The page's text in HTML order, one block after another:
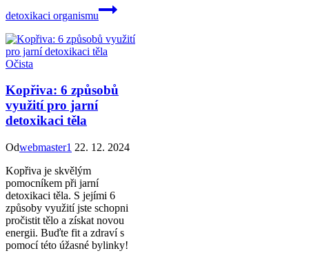
detoxikaci organismu
Očista
Kopřiva: 6 způsobů
využití pro jarní
detoxikaci těla
Odwebmaster1 22. 12. 2024
Kopřiva je skvělým
pomocníkem při jarní
detoxikaci těla. S jejími 6
způsoby využití jste schopni
pročistit tělo a získat novou
energii. Buďte fit a zdraví s
pomocí této úžasné bylinky!